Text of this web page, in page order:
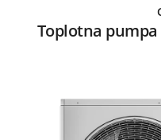
Toplotna pumpa